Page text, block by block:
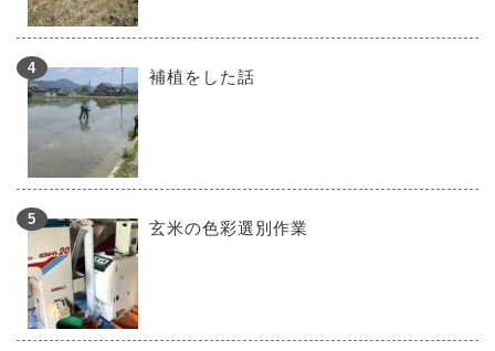
補植をした話
玄米の色彩選別作業